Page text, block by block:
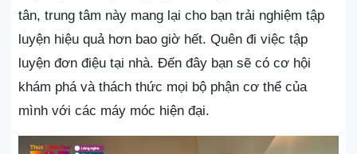
tân, trung tâm này mang lại cho bạn trải nghiệm tập
luyện hiệu quả hơn bao giờ hết. Quên đi việc tập
luyện đơn điệu tại nhà. Đến đây bạn sẽ có cơ hội
khám phá và thách thức mọi bộ phận cơ thể của
mình với các máy móc hiện đại.